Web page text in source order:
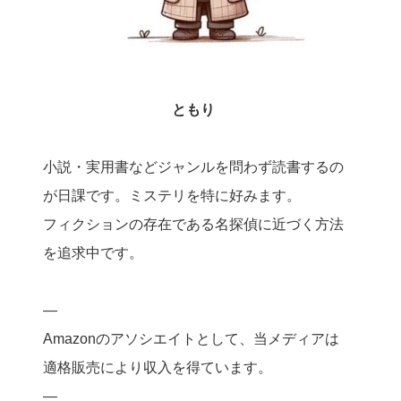
ともり
小説・実用書などジャンルを問わず読書するの
が日課です。ミステリを特に好みます。
フィクションの存在である名探偵に近づく方法
を追求中です。
—
Amazonのアソシエイトとして、当メディアは
適格販売により収入を得ています。
—